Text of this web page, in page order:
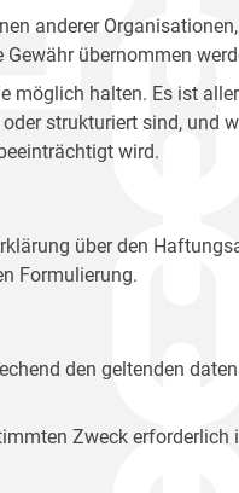
anderer
übernommen
halten. Es ist
strukturiert sind, und
wird.
über den
Formulierung.
den geltenden
Zweck